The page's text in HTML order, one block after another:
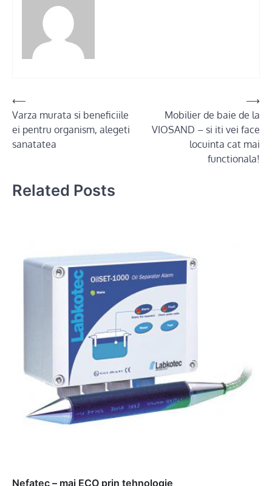
Post
navigation
⟵
Varza murata si beneficiile
ei pentru organism, alegeti
sanatatea
Mobilier de baie de la
VIOSAND – si iti vei face
locuinta cat mai
functionala!
⟶
Related Posts
Nefatec – mai ECO prin tehnologie